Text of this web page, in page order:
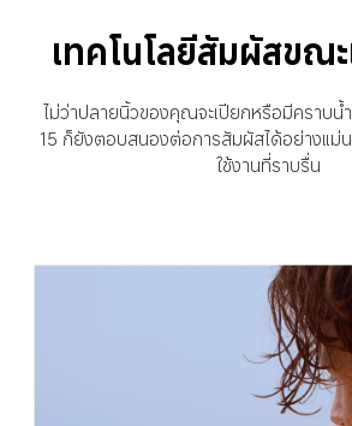
เทคโนโลยีสัมผัสขณ
ไม่ว่าปลายนิ้วของคุณจะเปียกหรือมีคราบน้
15 ก็ยังตอบสนองต่อการสัมผัสได้อย่างแม่
ใช้งานที่ราบรื่น